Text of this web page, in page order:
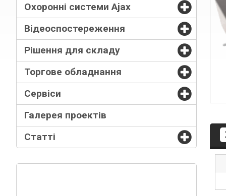
Охоронні системи Ajax
Відеоспостереження
Рішення для складу
Торгове обладнання
Сервіси
Галерея проектів
Статті